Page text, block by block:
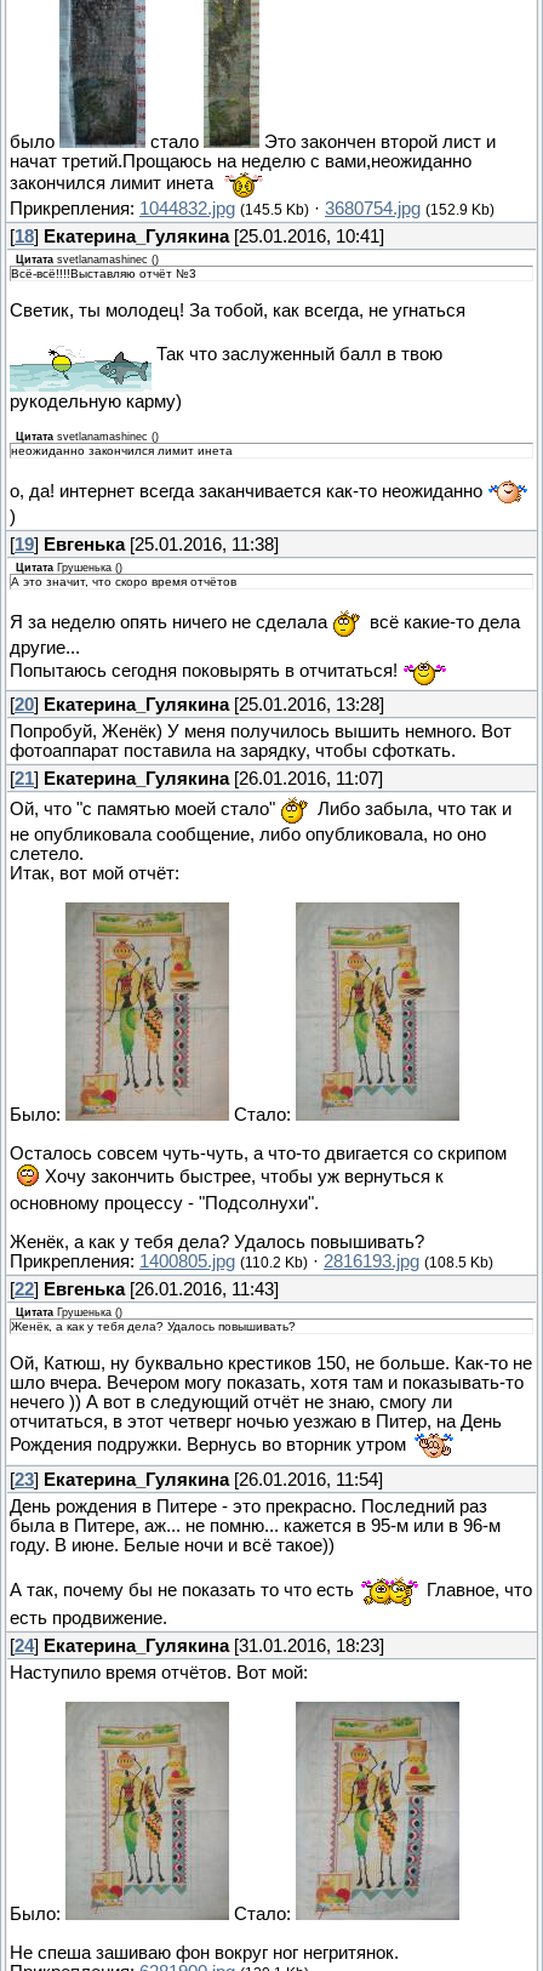
было стало
Это закончен второй лист и
начат третий.Прощаюсь на неделю с вами,неожиданно
закончился лимит инета
Прикрепления: 1044832.jpg (145.5 Kb) · 3680754.jpg (152.9 Kb)
[18] Екатерина_Гулякина[25.01.2016, 10:41]
Цитата svetlanamashinec ()
Всё-всё!!!!Выставляю отчёт №3
Светик, ты молодец! За тобой, как всегда, не угнаться
Так что заслуженный балл в твою
рукодельную карму)
Цитата svetlanamashinec ()
неожиданно закончился лимит инета
о, да! интернет всегда заканчивается как-то неожиданно
)
[19] Евгенька[25.01.2016, 11:38]
Цитата Грушенька ()
А это значит, что скоро время отчётов
Я за неделю опять ничего не сделала
всё какие-то дела
другие...
Попытаюсь сегодня поковырять в отчитаться!
[20] Екатерина_Гулякина[25.01.2016, 13:28]
Попробуй, Женёк) У меня получилось вышить немного. Вот
фотоаппарат поставила на зарядку, чтобы сфоткать.
[21] Екатерина_Гулякина[26.01.2016, 11:07]
Ой, что "с памятью моей стало"
Либо забыла, что так и
не опубликовала сообщение, либо опубликовала, но оно
слетело.
Итак, вот мой отчёт:
Было:
Стало:
Осталось совсем чуть-чуть, а что-то двигается со скрипом
Хочу закончить быстрее, чтобы уж вернуться к
основному процессу - "Подсолнухи".
Женёк, а как у тебя дела? Удалось повышивать?
Прикрепления: 1400805.jpg (110.2 Kb) · 2816193.jpg (108.5 Kb)
[22] Евгенька[26.01.2016, 11:43]
Цитата Грушенька ()
Женёк, а как у тебя дела? Удалось повышивать?
Ой, Катюш, ну буквально крестиков 150, не больше. Как-то не
шло вчера. Вечером могу показать, хотя там и показывать-то
нечего )) А вот в следующий отчёт не знаю, смогу ли
отчитаться, в этот четверг ночью уезжаю в Питер, на День
Рождения подружки. Вернусь во вторник утром
[23] Екатерина_Гулякина[26.01.2016, 11:54]
День рождения в Питере - это прекрасно. Последний раз
была в Питере, аж... не помню... кажется в 95-м или в 96-м
году. В июне. Белые ночи и всё такое))
А так, почему бы не показать то что есть
Главное, что
есть продвижение.
[24] Екатерина_Гулякина[31.01.2016, 18:23]
Наступило время отчётов. Вот мой:
Было:
Стало:
Не спеша зашиваю фон вокруг ног негритянок.